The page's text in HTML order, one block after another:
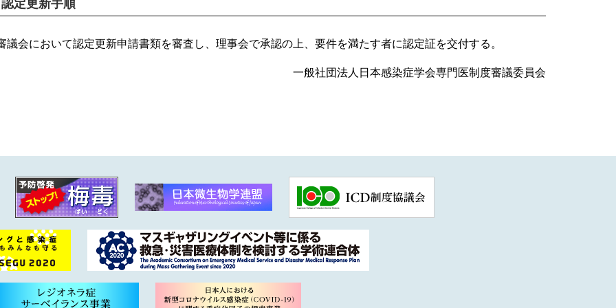
定更新手順
議会において認定更新申請書類を審査し、理事会で承認の上、要件を満たす者に認定証を交付する。
一般社団法人日本感染症学会専門医制度審議委員会